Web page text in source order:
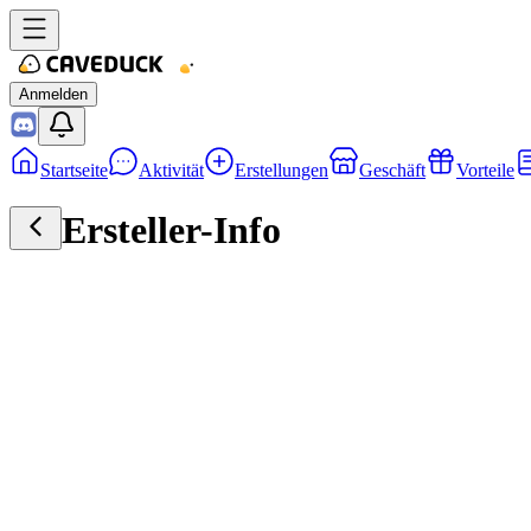
Anmelden
Startseite Aktivität Erstellungen Geschäft Vorteile
Ersteller-Info